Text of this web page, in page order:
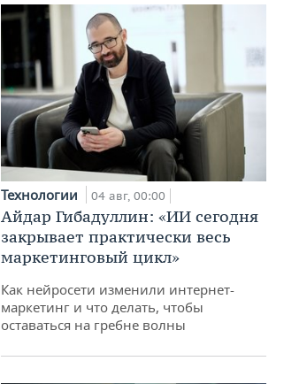
Технологии 04 авг, 00:00
Айдар Гибадуллин: «ИИ сегодня
закрывает практически весь
маркетинговый цикл»
Как нейросети изменили интернет-
маркетинг и что делать, чтобы
оставаться на гребне волны